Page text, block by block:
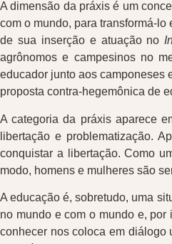
A dimensão da práxis é um
com o mundo, para transformá-
de sua inserção e atuação no
agrônomos e campesinos no
educador junto aos camponeses
proposta contra-hegemônica de
A categoria da práxis aparece
libertação e problematização.
conquistar a libertação. Como
modo, homens e mulheres são
A educação é, sobretudo, uma
no mundo e com o mundo e,
conhecer nos coloca em diálogo